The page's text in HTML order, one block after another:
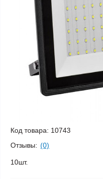
Код товара: 10743
Отзывы: (0)
10шт.